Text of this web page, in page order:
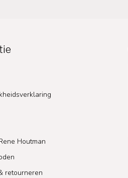
Houtman
retourneren